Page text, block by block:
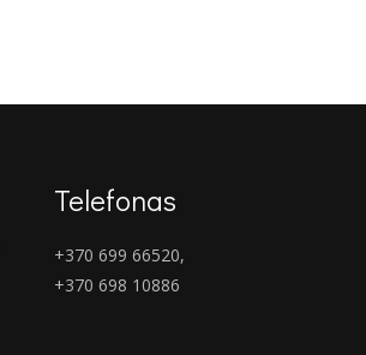
Telefonas
+370 699 66520,
+370 698 10886